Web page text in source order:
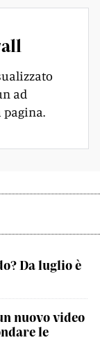
ad
pagina.
Da luglio è
nuovo video
le